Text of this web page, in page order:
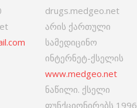
drugs.medgeo.net
არის ქართული
სამედიცინო
ინტერნეტ-ქსელის
www.medgeo.net
ნაწილი. ქსელი
ფუნქციონირებს 1996